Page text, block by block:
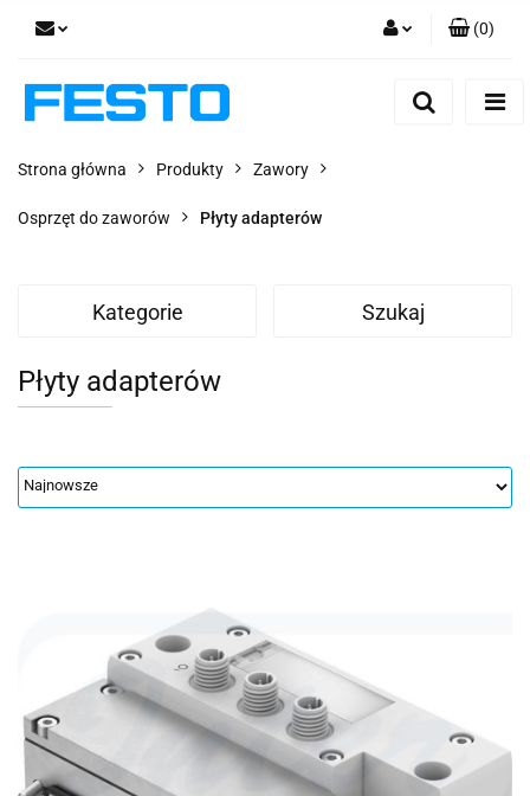
Dodaj zgłoszenie
(0)
Strona główna Produkty Zawory
Osprzęt do zaworów Płyty adapterów
Kategorie Szukaj
Płyty adapterów